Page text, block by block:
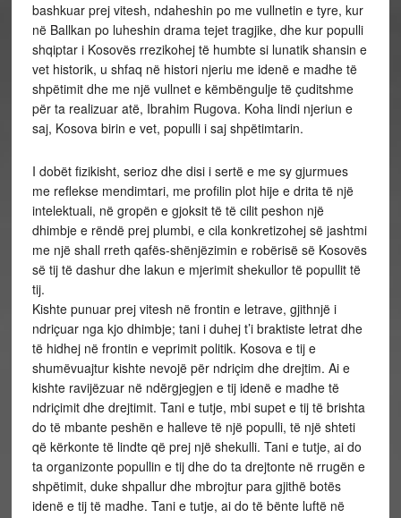
bashkuar prej vitesh, ndaheshin po me vullnetin e tyre, kur
në Ballkan po luheshin drama tejet tragjike, dhe kur populli
shqiptar i Kosovës rrezikohej të humbte si lunatik shansin e
vet historik, u shfaq në histori njeriu me idenë e madhe të
shpëtimit dhe me një vullnet e këmbëngulje të çuditshme
për ta realizuar atë, Ibrahim Rugova. Koha lindi njeriun e
saj, Kosova birin e vet, populli i saj shpëtimtarin.
I dobët fizikisht, serioz dhe disi i sertë e me sy gjurmues
me reflekse mendimtari, me profilin plot hije e drita të një
intelektuali, në gropën e gjoksit të të cilit peshon një
dhimbje e rëndë prej plumbi, e cila konkretizohej së jashtmi
me një shall rreth qafës-shënjëzimin e robërisë së Kosovës
së tij të dashur dhe lakun e mjerimit shekullor të popullit të
tij.
Kishte punuar prej vitesh në frontin e letrave, gjithnjë i
ndriçuar nga kjo dhimbje; tani i duhej t’i braktiste letrat dhe
të hidhej në frontin e veprimit politik. Kosova e tij e
shumëvuajtur kishte nevojë për ndriçim dhe drejtim. Ai e
kishte ravijëzuar në ndërgjegjen e tij idenë e madhe të
ndriçimit dhe drejtimit. Tani e tutje, mbi supet e tij të brishta
do të mbante peshën e halleve të një populli, të një shteti
që kërkonte të lindte që prej një shekulli. Tani e tutje, ai do
ta organizonte popullin e tij dhe do ta drejtonte në rrugën e
shpëtimit, duke shpallur dhe mbrojtur para gjithë botës
idenë e tij të madhe. Tani e tutje, ai do të bënte luftë në